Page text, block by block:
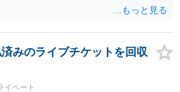
みのライブチケットを回収
イベート